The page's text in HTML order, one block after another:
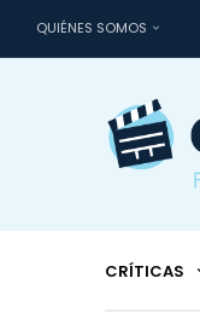
QUIÉNES SOMOS
CRÍTICAS